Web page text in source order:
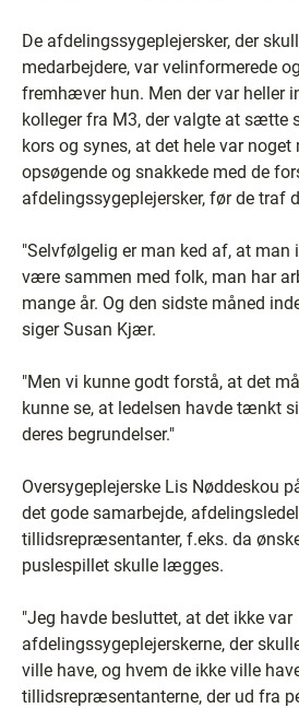
De afdelingssygeplejersker, der
medarbejdere, var velinformerede
fremhæver hun. Men der var heller
kolleger fra M3, der valgte at sætte
kors og synes, at det hele var noget
opsøgende og snakkede med de
afdelingssygeplejersker, før de traf
"Selvfølgelig er man ked af, at man
være sammen med folk, man har
mange år. Og den sidste måned
siger Susan Kjær.
"Men vi kunne godt forstå, at det
kunne se, at ledelsen havde tænkt
deres begrundelser."
Oversygeplejerske Lis Nøddeskou
det gode samarbejde,
tillidsrepræsentanter, f.eks. da
puslespillet skulle lægges.
"Jeg havde besluttet, at det ikke var
afdelingssygeplejerskerne, der
ville have, og hvem de ikke ville
tillidsrepræsentanterne, der ud fra